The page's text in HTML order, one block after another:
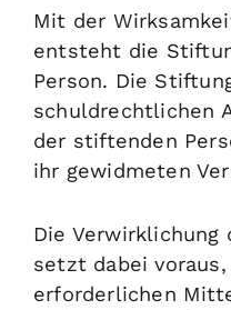
Mit der
entsteht die
Person. Die
schuldrechtlichen
der stiftenden
ihr gewidmeten
Die
setzt dabei
erforderlichen